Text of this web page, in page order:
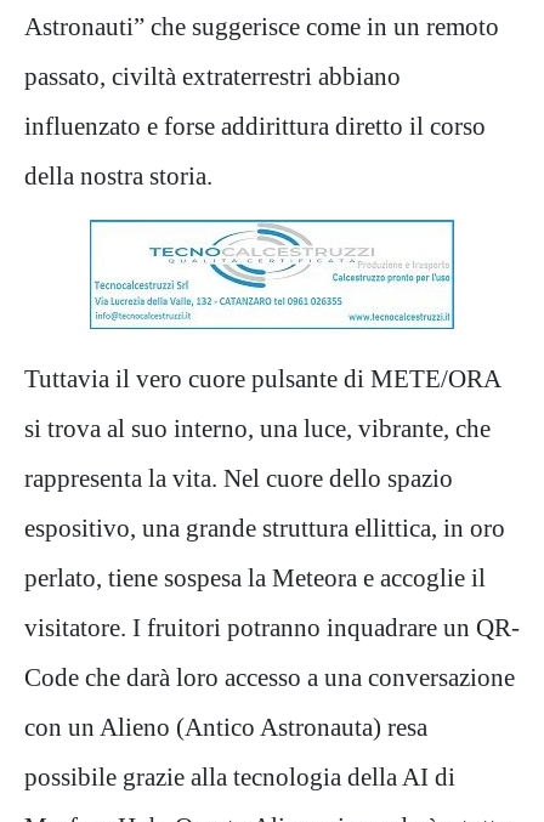
Astronauti” che suggerisce come in un remoto
passato, civiltà extraterrestri abbiano
influenzato e forse addirittura diretto il corso
della nostra storia.
Tuttavia il vero cuore pulsante di METE/ORA
si trova al suo interno, una luce, vibrante, che
rappresenta la vita. Nel cuore dello spazio
espositivo, una grande struttura ellittica, in oro
perlato, tiene sospesa la Meteora e accoglie il
visitatore. I fruitori potranno inquadrare un QR-
Code che darà loro accesso a una conversazione
con un Alieno (Antico Astronauta) resa
possibile grazie alla tecnologia della AI di